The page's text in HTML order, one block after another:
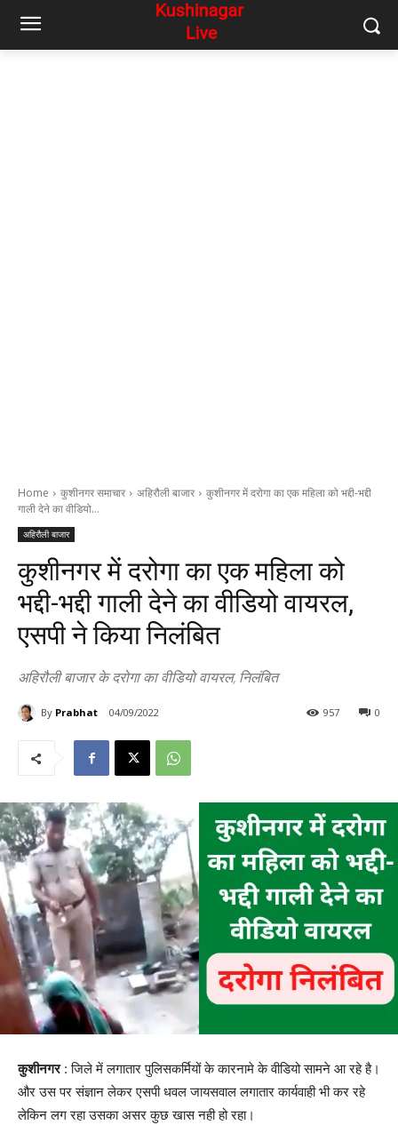
Home कुशीनगर समाचार अहिरौली बाजार
कुशीनगर में दरोगा का एक महिला को भद्दी-भद्दी
गाली देने का वीडियो...
अहिरौली बाजार
कुशीनगर में दरोगा का एक महिला को
भद्दी-भद्दी गाली देने का वीडियो वायरल,
एसपी ने किया निलंबित
अहिरौली बाजार के दरोगा का वीडियो वायरल, निलंबित
By Prabhat 04/09/2022 0
957
कुशीनगर: जिले में लगातार पुलिसकर्मियों के कारनामे के वीडियो सामने आ रहे है।
और उस पर संज्ञान लेकर एसपी धवल जायसवाल लगातार कार्यवाही भी कर रहे
लेकिन लग रहा उसका असर कुछ खास नही हो रहा।